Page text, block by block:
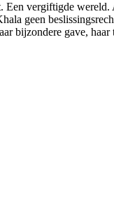
Een vergiftigde
geen
bijzondere gave, haar